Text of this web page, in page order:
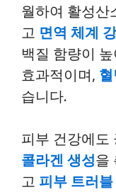
월하여 활성산
고 면역 체계
백질 함량이
효과적이며,
습니다.
피부 건강에도
콜라겐 생성을
고 피부 트러